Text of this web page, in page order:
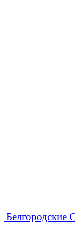
Белгородские